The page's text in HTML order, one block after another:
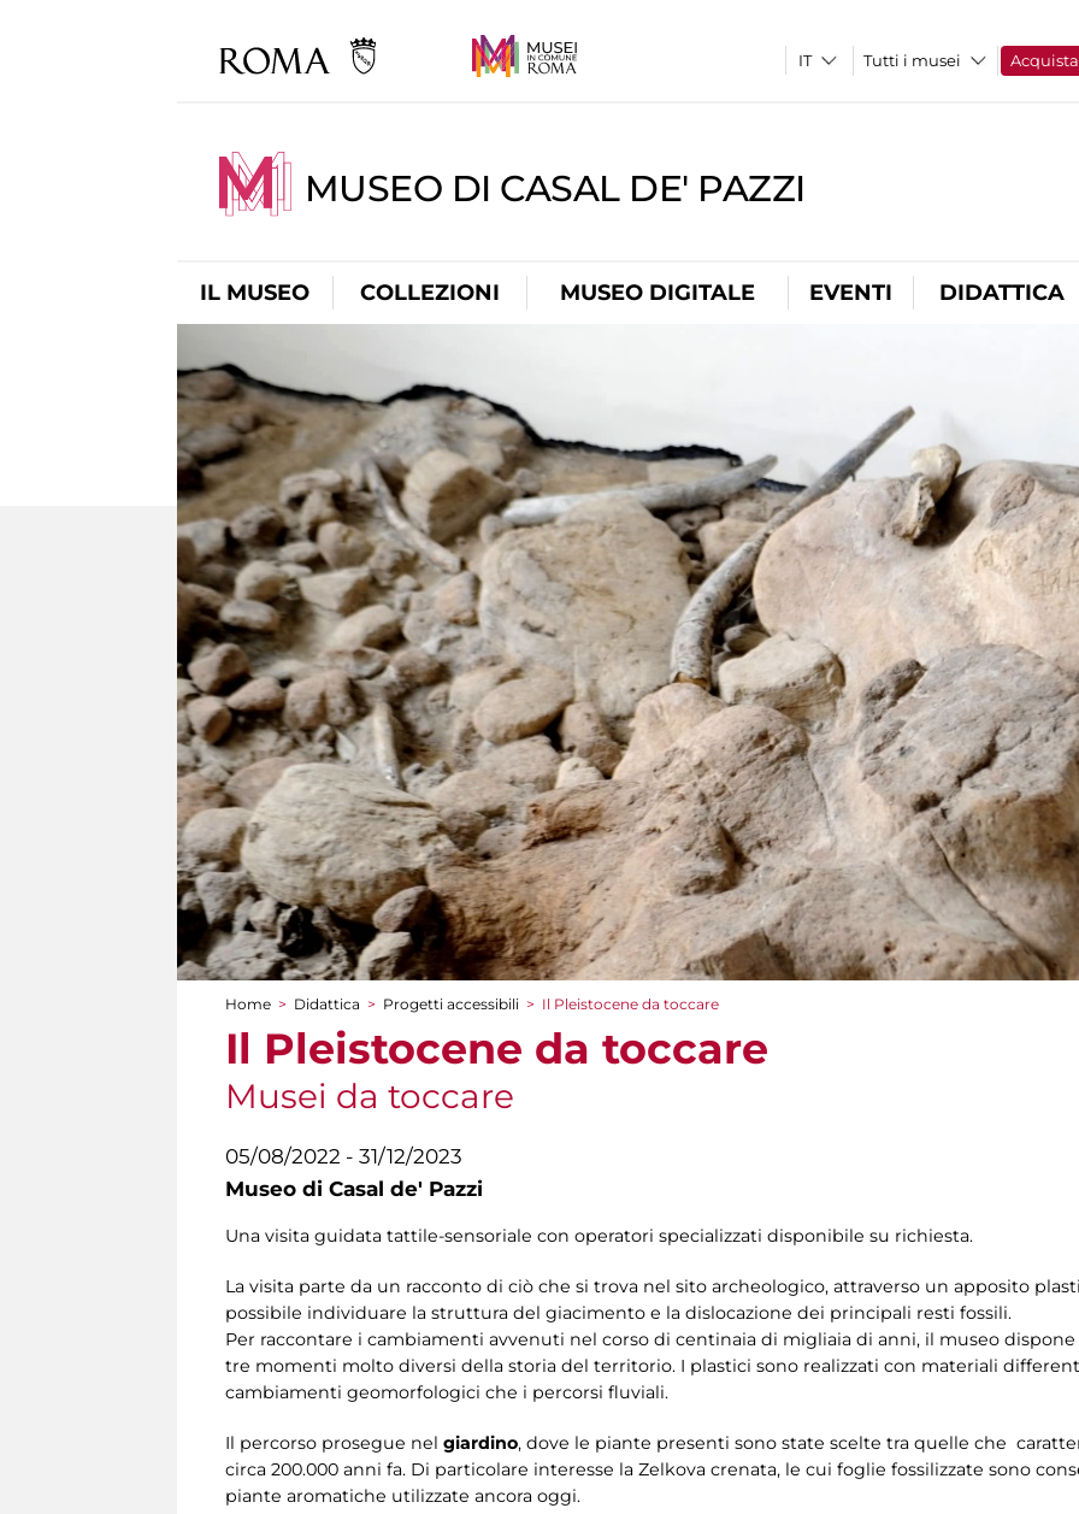
Tutti i musei Acquista
MUSEO DI CASAL DE' PAZZI
IL MUSEO COLLEZIONI MUSEO DIGITALE EVENTI DIDATTICA
Tu sei qui
Home > Didattica > Progetti accessibili > Il Pleistocene da toccare
Il Pleistocene da toccare
Musei da toccare
05/08/2022 - 31/12/2023
Museo di Casal de' Pazzi
Una visita guidata tattile-sensoriale con operatori specializzati disponibile su richiesta.
La visita parte da un racconto di ciò che si trova nel sito archeologico, attraverso un apposito
possibile individuare la struttura del giacimento e la dislocazione dei principali resti fossili.
Per raccontare i cambiamenti avvenuti nel corso di centinaia di migliaia di anni, il museo
tre momenti molto diversi della storia del territorio. I plastici sono realizzati con materiali
cambiamenti geomorfologici che i percorsi fluviali.
Il percorso prosegue nel giardino, dove le piante presenti sono state scelte tra quelle che
circa 200.000 anni fa. Di particolare interesse la Zelkova crenata, le cui foglie fossilizzate sono
piante aromatiche utilizzate ancora oggi.